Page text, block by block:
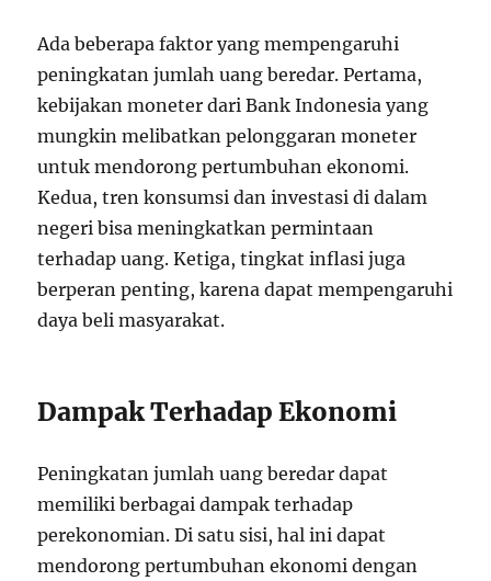
Ada beberapa faktor yang mempengaruhi
peningkatan jumlah uang beredar. Pertama,
kebijakan moneter dari Bank Indonesia yang
mungkin melibatkan pelonggaran moneter
untuk mendorong pertumbuhan ekonomi.
Kedua, tren konsumsi dan investasi di dalam
negeri bisa meningkatkan permintaan
terhadap uang. Ketiga, tingkat inflasi juga
berperan penting, karena dapat mempengaruhi
daya beli masyarakat.
Dampak Terhadap Ekonomi
Peningkatan jumlah uang beredar dapat
memiliki berbagai dampak terhadap
perekonomian. Di satu sisi, hal ini dapat
mendorong pertumbuhan ekonomi dengan